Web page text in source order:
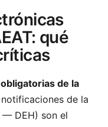
qué
de la
de la
— DEH) son el